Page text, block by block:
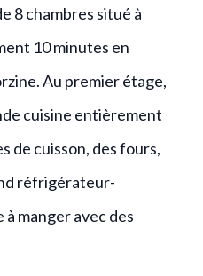
8 chambres situé à
10 minutes en
Au premier étage,
cuisine entièrement
de cuisson, des fours,
réfrigérateur-
manger avec des